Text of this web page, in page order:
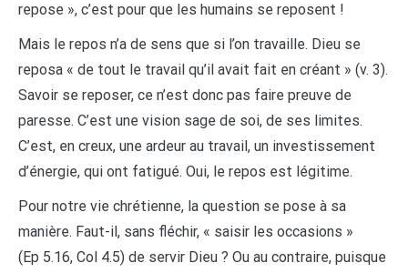
repose », c’est pour que les humains se reposent !
Mais le repos n’a de sens que si l’on travaille. Dieu se
reposa « de tout le travail qu’il avait fait en créant » (v. 3).
Savoir se reposer, ce n’est donc pas faire preuve de
paresse. C’est une vision sage de soi, de ses limites.
C’est, en creux, une ardeur au travail, un investissement
d’énergie, qui ont fatigué. Oui, le repos est légitime.
Pour notre vie chrétienne, la question se pose à sa
manière. Faut-il, sans fléchir, « saisir les occasions »
(Ep 5.16, Col 4.5) de servir Dieu ? Ou au contraire, puisque